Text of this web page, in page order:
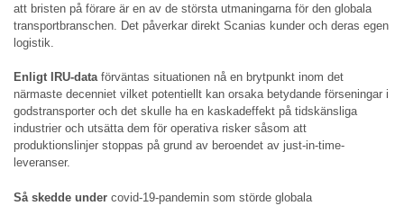
att bristen på förare är en av de största utmaningarna för den globala
transportbranschen. Det påverkar direkt Scanias kunder och deras egen
logistik.
Enligt IRU-dataförväntas situationen nå en brytpunkt inom det
närmaste decenniet vilket potentiellt kan orsaka betydande förseningar i
godstransporter och det skulle ha en kaskadeffekt på tidskänsliga
industrier och utsätta dem för operativa risker såsom att
produktionslinjer stoppas på grund av beroendet av just-in-time-
leveranser.
Så skedde under covid-19-pandemin som störde globala